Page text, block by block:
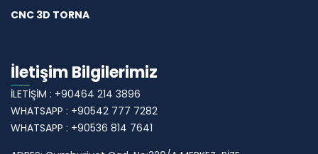
CNC 3D TORNA
İletişim Bilgilerimiz
İLETİŞİM : +90464 214 3896
WHATSAPP : +90542 777 7282
WHATSAPP : +90536 814 7641